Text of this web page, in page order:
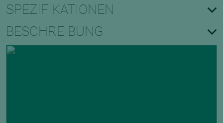
SPEZIFIKATIONEN
BESCHREIBUNG